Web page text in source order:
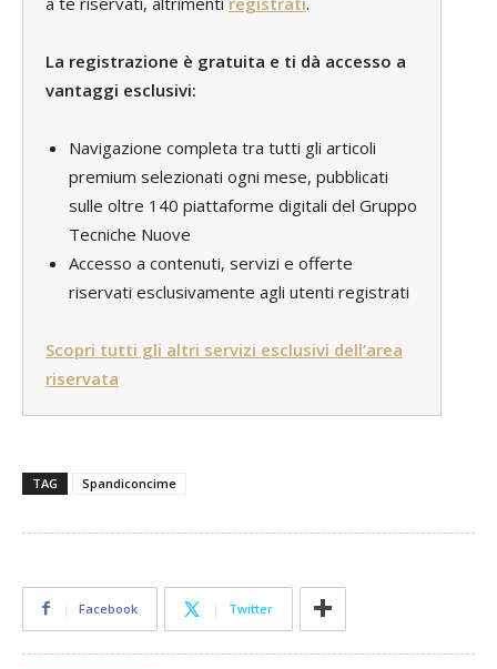
La registrazione è gratuita e ti dà accesso a
vantaggi esclusivi:
Navigazione completa tra tutti gli articoli
premium selezionati ogni mese, pubblicati
sulle oltre 140 piattaforme digitali del Gruppo
Tecniche Nuove
Accesso a contenuti, servizi e offerte
riservati esclusivamente agli utenti registrati
Scopri tutti gli altri servizi esclusivi dell’area
riservata
TAG Spandiconcime
Facebook Twitter